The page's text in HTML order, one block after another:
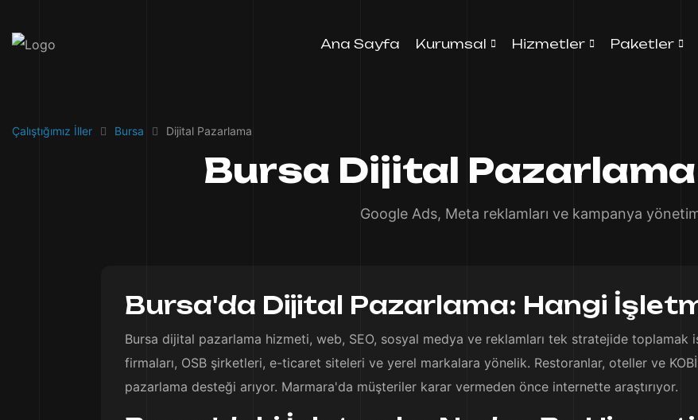
Ana Sayfa Kurumsal Hizmetler Paketler
Çalıştığımız İller Bursa Dijital Pazarlama
Bursa Dijital
Google Ads, Meta reklamları ve kampanya
Bursa'da Dijital Pazarlama: Hangi
Bursa dijital pazarlama hizmeti, web, SEO, sosyal medya ve reklamları tek stratejide
firmaları, OSB şirketleri, e-ticaret siteleri ve yerel markalara yönelik. Restoranlar, oteller ve
pazarlama desteği arıyor. Marmara'da müşteriler karar vermeden önce internette araştırıyor.